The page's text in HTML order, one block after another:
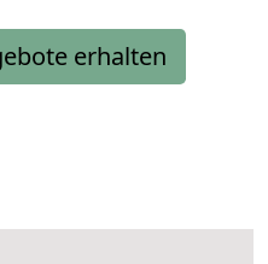
erhalten